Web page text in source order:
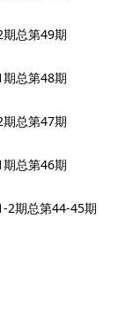
总第49期
总第48期
总第47期
总第46期
2期总第44-45期